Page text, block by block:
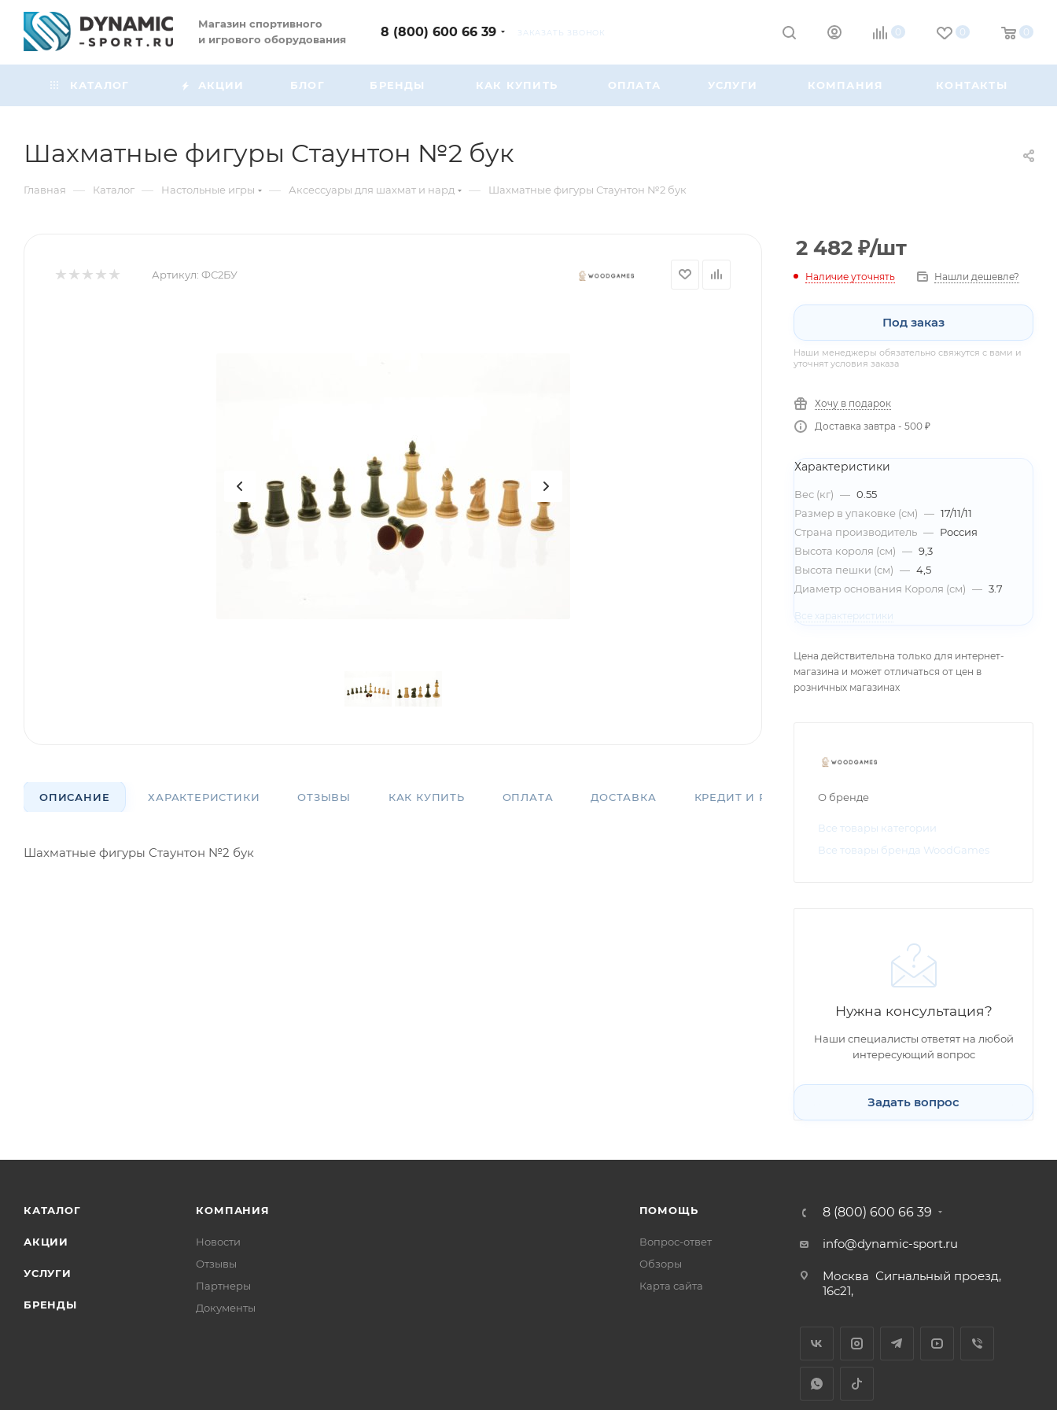
Магазин спортивного
и игрового оборудования
8 (800) 600 66 39 ЗАКАЗАТЬ ЗВОНОК 0 0 0
КАТАЛОГ АКЦИИ БЛОГ БРЕНДЫ КАК КУПИТЬ ОПЛАТА УСЛУГИ КОМПАНИЯ КОНТАКТЫ
Шахматные фигуры Стаунтон №2 бук
Главная — Каталог — Настольные игры — Аксессуары для шахмат и нард — Шахматные фигуры Стаунтон №2 бук
Артикул: ФС2БУ
ОПИСАНИЕ ХАРАКТЕРИСТИКИ ОТЗЫВЫ КАК КУПИТЬ ОПЛАТА ДОСТАВКА КРЕДИТ И РАССРОЧКА
Шахматные фигуры Стаунтон №2 бук
2 482 ₽/шт
Наличие уточнять Нашли дешевле?
Под заказ
Наши менеджеры обязательно свяжутся с вами и
уточнят условия заказа
Хочу в подарок
Доставка завтра - 500 ₽
Характеристики
Вес (кг) — 0.55
Размер в упаковке (см) — 17/11/11
Страна производитель — Россия
Высота короля (см) — 9,3
Высота пешки (см) — 4,5
Диаметр основания Короля (см) — 3.7
Все характеристики
Цена действительна только для интернет-
магазина и может отличаться от цен в
розничных магазинах
О бренде
Все товары категории
Все товары бренда WoodGames
Нужна консультация?
Наши специалисты ответят на любой
интересующий вопрос
Задать вопрос
КАТАЛОГ
АКЦИИ
УСЛУГИ
БРЕНДЫ
КОМПАНИЯ
Новости
Отзывы
Партнеры
Документы
ПОМОЩЬ
Вопрос-ответ
Обзоры
Карта сайта
8 (800) 600 66 39
info@dynamic-sport.ru
Москва Сигнальный проезд,
16с21,